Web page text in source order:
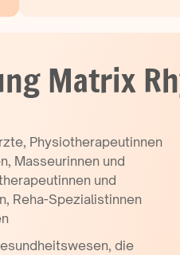
Matrix
Physiotherapeutinnen
Masseurinnen und
und
Reha-Spezialistinnen
die